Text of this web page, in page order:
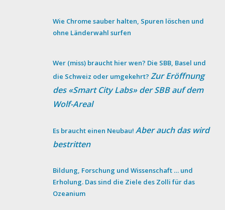
Wie Chrome sauber halten, Spuren löschen und
ohne Länderwahl surfen
Wer (miss) braucht hier wen? Die SBB, Basel und
die Schweiz oder umgekehrt?Zur Eröffnung
des «Smart City Labs» der SBB auf dem
Wolf-Areal
Es braucht einen Neubau!Aber auch das wird
bestritten
Bildung, Forschung und Wissenschaft … und
Erholung. Das sind die Ziele des Zolli für das
Ozeanium